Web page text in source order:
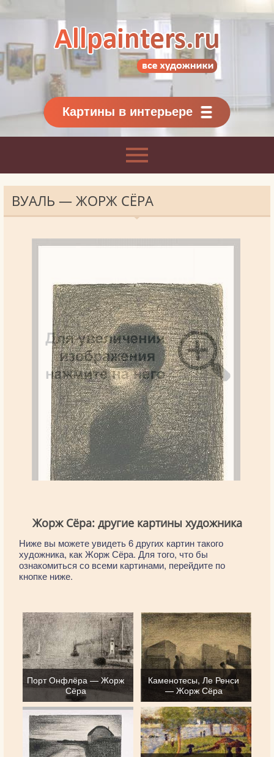
Картины классиков
и современников
Картины в интерьере
ВУАЛЬ — ЖОРЖ СЁРА
Жорж Сёра: другие картины художника
Ниже вы можете увидеть 6 других картин такого
художника, как Жорж Сёра. Для того, что бы
ознакомиться со всеми картинами, перейдите по
кнопке ниже.
Порт Онфлёра — Жорж
Сёра
Каменотесы, Ле Ренси
— Жорж Сёра